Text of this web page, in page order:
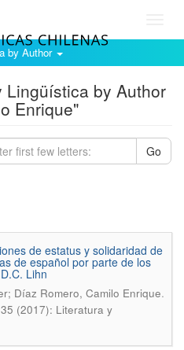
by Author
Lingüística by Author
Enrique"
Go
de estatus y solidaridad de
de español por parte de los
Lihn
Díaz Romero, Camilo Enrique.
(2017): Literatura y